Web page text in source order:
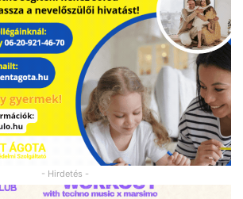
- Hirdetés -